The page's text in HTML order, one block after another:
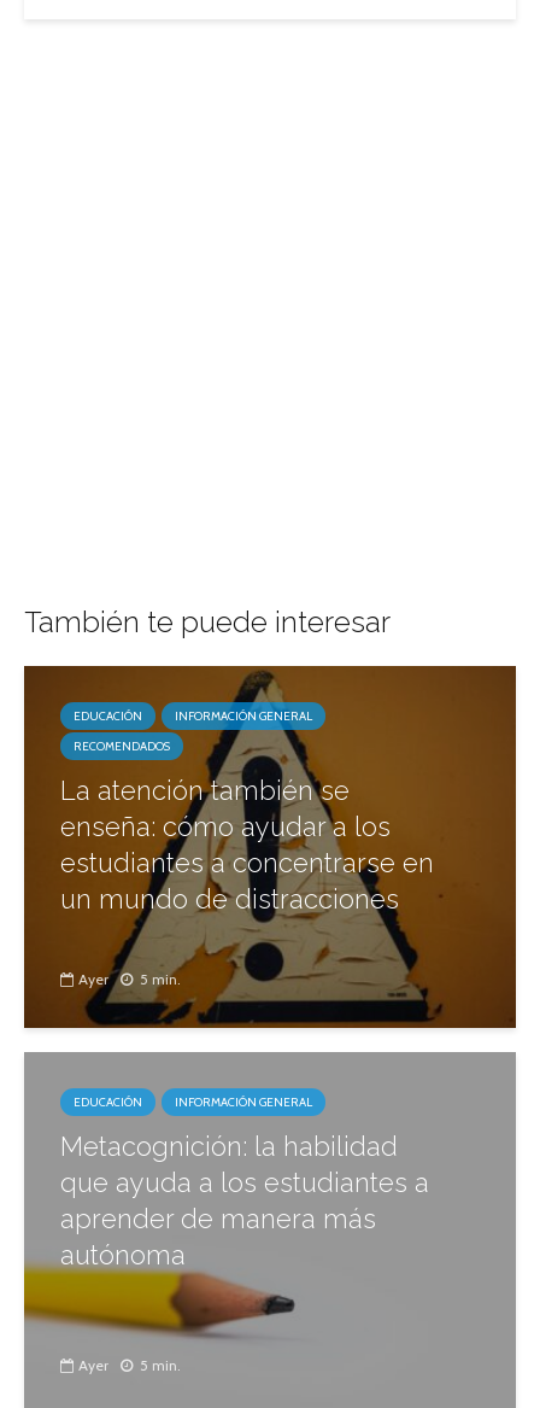
También te puede interesar
EDUCACIÓN
INFORMACIÓN GENERAL
RECOMENDADOS
La atención también se
enseña: cómo ayudar a los
estudiantes a concentrarse en
un mundo de distracciones
Ayer 5 min.
EDUCACIÓN INFORMACIÓN GENERAL
Metacognición: la habilidad
que ayuda a los estudiantes a
aprender de manera más
autónoma
Ayer 5 min.